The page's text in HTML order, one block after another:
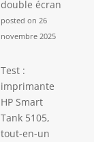
double écran
posted on 26
novembre 2025
Test :
imprimante
HP Smart
Tank 5105,
tout-en-un